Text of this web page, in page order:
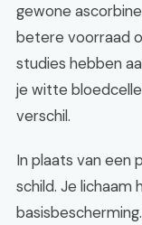
gewone
betere voorraad
studies hebben
je witte
verschil.
In plaats van een
schild. Je
basisbescherming.